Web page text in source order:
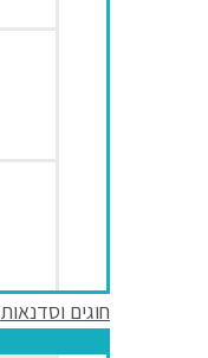
חוגים וסדנאות